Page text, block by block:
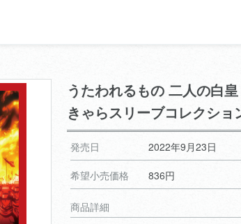
うたわれるもの 二人の白皇
きゃらスリーブコレクショ
発売日 2022年9月23日
希望小売価格 836円
商品詳細